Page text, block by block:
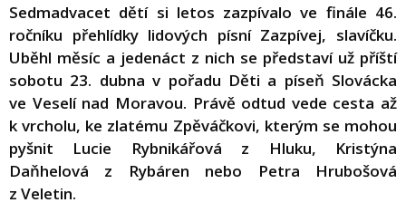
Sedmadvacet dětí si letos zazpívalo ve finále 46.
ročníku přehlídky lidových písní Zazpívej, slavíčku.
Uběhl měsíc a jedenáct z nich se představí už příští
sobotu 23. dubna v pořadu Děti a píseň Slovácka
ve Veselí nad Moravou. Právě odtud vede cesta až
k vrcholu, ke zlatému Zpěváčkovi, kterým se mohou
pyšnit Lucie Rybnikářová z Hluku, Kristýna
Daňhelová z Rybáren nebo Petra Hrubošová
z Veletin.